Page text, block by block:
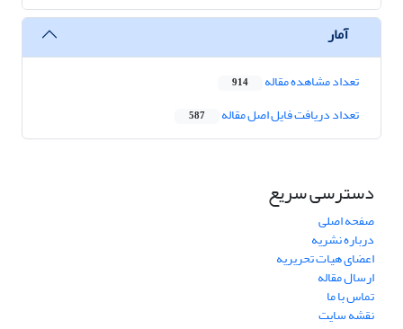
آمار
تعداد مشاهده مقاله 914
تعداد دریافت فایل اصل مقاله 587
دسترسی سریع
صفحه اصلی
درباره نشریه
اعضای هیات تحریریه
ارسال مقاله
تماس با ما
نقشه سایت